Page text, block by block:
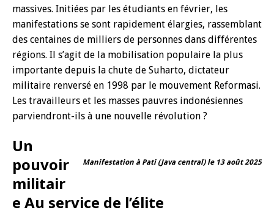
massives. Initiées par les étudiants en février, les
manifestations se sont rapidement élargies, rassemblant
des centaines de milliers de personnes dans différentes
régions. Il s’agit de la mobilisation populaire la plus
importante depuis la chute de Suharto, dictateur
militaire renversé en 1998 par le mouvement Reformasi.
Les travailleurs et les masses pauvres indonésiennes
parviendront-ils à une nouvelle révolution ?
Manifestation à Pati (Java central) le 13 août 2025
Un
pouvoir
militair
e Au service de l’élite